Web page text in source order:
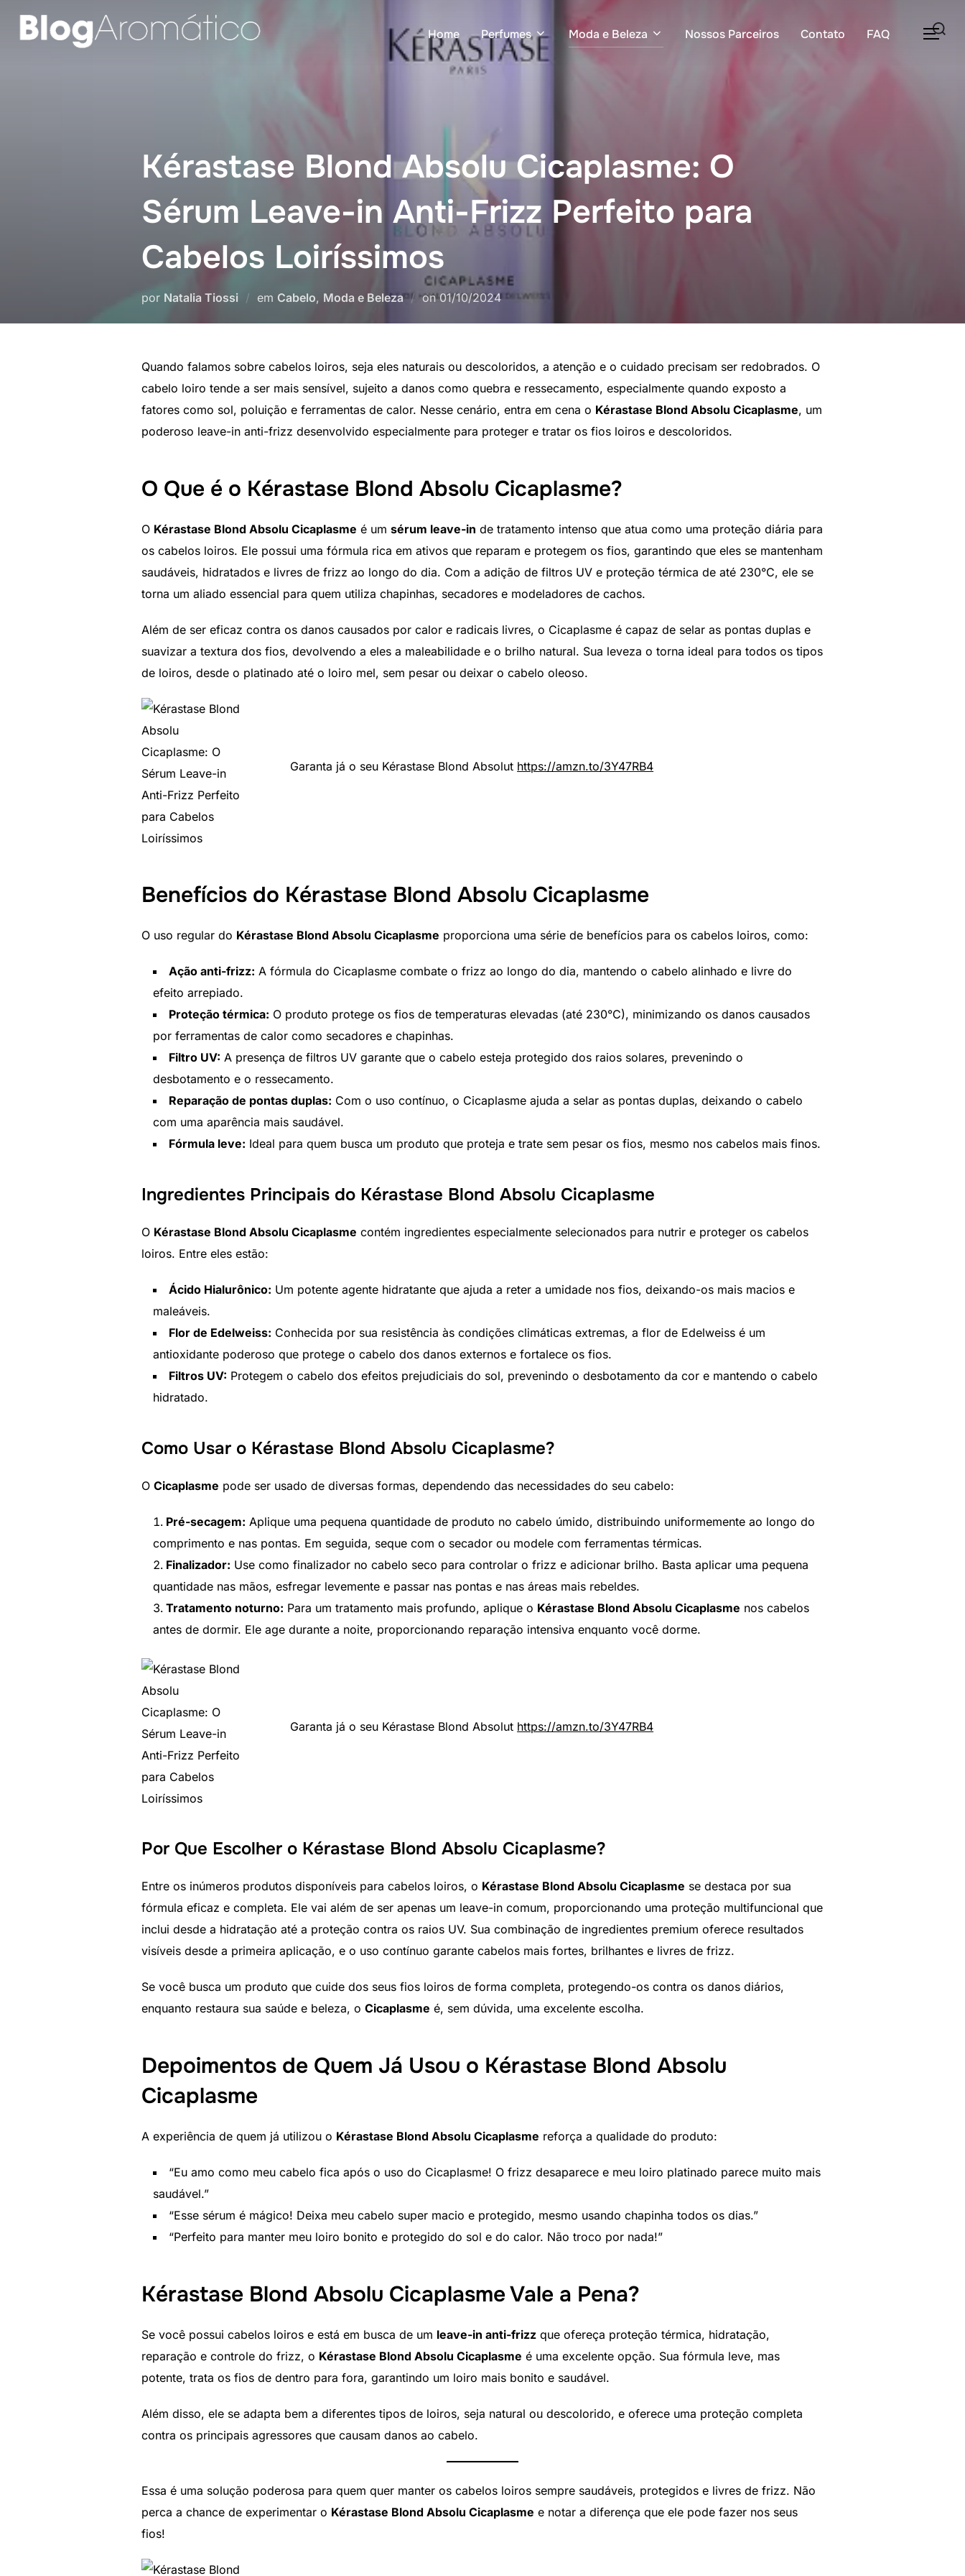
Home Perfumes Moda e Beleza Nossos Parceiros Contato FAQ
Pesquisar
Kérastase Blond Absolu Cicaplasme: O
Sérum Leave-in Anti-Frizz Perfeito para
Cabelos Loiríssimos
por Natalia Tiossi em Cabelo, Moda e Beleza onPostado
01/10/2024
Quando falamos sobre cabelos loiros, seja eles naturais ou descoloridos, a atenção e o cuidado precisam ser redobrados. O
cabelo loiro tende a ser mais sensível, sujeito a danos como quebra e ressecamento, especialmente quando exposto a
fatores como sol, poluição e ferramentas de calor. Nesse cenário, entra em cena o Kérastase Blond Absolu Cicaplasme, um
poderoso leave-in anti-frizz desenvolvido especialmente para proteger e tratar os fios loiros e descoloridos.
O Que é o Kérastase Blond Absolu Cicaplasme?
O Kérastase Blond Absolu Cicaplasme é um sérum leave-in de tratamento intenso que atua como uma proteção diária para
os cabelos loiros. Ele possui uma fórmula rica em ativos que reparam e protegem os fios, garantindo que eles se mantenham
saudáveis, hidratados e livres de frizz ao longo do dia. Com a adição de filtros UV e proteção térmica de até 230°C, ele se
torna um aliado essencial para quem utiliza chapinhas, secadores e modeladores de cachos.
Além de ser eficaz contra os danos causados por calor e radicais livres, o Cicaplasme é capaz de selar as pontas duplas e
suavizar a textura dos fios, devolvendo a eles a maleabilidade e o brilho natural. Sua leveza o torna ideal para todos os tipos
de loiros, desde o platinado até o loiro mel, sem pesar ou deixar o cabelo oleoso.
Garanta já o seu Kérastase Blond Absolut https://amzn.to/3Y47RB4
Benefícios do Kérastase Blond Absolu Cicaplasme
O uso regular do Kérastase Blond Absolu Cicaplasme proporciona uma série de benefícios para os cabelos loiros, como:
Ação anti-frizz: A fórmula do Cicaplasme combate o frizz ao longo do dia, mantendo o cabelo alinhado e livre do
efeito arrepiado.
Proteção térmica: O produto protege os fios de temperaturas elevadas (até 230°C), minimizando os danos causados
por ferramentas de calor como secadores e chapinhas.
Filtro UV: A presença de filtros UV garante que o cabelo esteja protegido dos raios solares, prevenindo o
desbotamento e o ressecamento.
Reparação de pontas duplas: Com o uso contínuo, o Cicaplasme ajuda a selar as pontas duplas, deixando o cabelo
com uma aparência mais saudável.
Fórmula leve: Ideal para quem busca um produto que proteja e trate sem pesar os fios, mesmo nos cabelos mais finos.
Ingredientes Principais do Kérastase Blond Absolu Cicaplasme
O Kérastase Blond Absolu Cicaplasme contém ingredientes especialmente selecionados para nutrir e proteger os cabelos
loiros. Entre eles estão:
Ácido Hialurônico: Um potente agente hidratante que ajuda a reter a umidade nos fios, deixando-os mais macios e
maleáveis.
Flor de Edelweiss: Conhecida por sua resistência às condições climáticas extremas, a flor de Edelweiss é um
antioxidante poderoso que protege o cabelo dos danos externos e fortalece os fios.
Filtros UV: Protegem o cabelo dos efeitos prejudiciais do sol, prevenindo o desbotamento da cor e mantendo o cabelo
hidratado.
Como Usar o Kérastase Blond Absolu Cicaplasme?
O Cicaplasme pode ser usado de diversas formas, dependendo das necessidades do seu cabelo:
Pré-secagem: Aplique uma pequena quantidade de produto no cabelo úmido, distribuindo uniformemente ao longo do
comprimento e nas pontas. Em seguida, seque com o secador ou modele com ferramentas térmicas.
Finalizador: Use como finalizador no cabelo seco para controlar o frizz e adicionar brilho. Basta aplicar uma pequena
quantidade nas mãos, esfregar levemente e passar nas pontas e nas áreas mais rebeldes.
Tratamento noturno: Para um tratamento mais profundo, aplique o Kérastase Blond Absolu Cicaplasme nos cabelos
antes de dormir. Ele age durante a noite, proporcionando reparação intensiva enquanto você dorme.
Garanta já o seu Kérastase Blond Absolut https://amzn.to/3Y47RB4
Por Que Escolher o Kérastase Blond Absolu Cicaplasme?
Entre os inúmeros produtos disponíveis para cabelos loiros, o Kérastase Blond Absolu Cicaplasme se destaca por sua
fórmula eficaz e completa. Ele vai além de ser apenas um leave-in comum, proporcionando uma proteção multifuncional que
inclui desde a hidratação até a proteção contra os raios UV. Sua combinação de ingredientes premium oferece resultados
visíveis desde a primeira aplicação, e o uso contínuo garante cabelos mais fortes, brilhantes e livres de frizz.
Se você busca um produto que cuide dos seus fios loiros de forma completa, protegendo-os contra os danos diários,
enquanto restaura sua saúde e beleza, o Cicaplasme é, sem dúvida, uma excelente escolha.
Depoimentos de Quem Já Usou o Kérastase Blond Absolu
Cicaplasme
A experiência de quem já utilizou o Kérastase Blond Absolu Cicaplasme reforça a qualidade do produto:
“Eu amo como meu cabelo fica após o uso do Cicaplasme! O frizz desaparece e meu loiro platinado parece muito mais
saudável.”
“Esse sérum é mágico! Deixa meu cabelo super macio e protegido, mesmo usando chapinha todos os dias.”
“Perfeito para manter meu loiro bonito e protegido do sol e do calor. Não troco por nada!”
Kérastase Blond Absolu Cicaplasme Vale a Pena?
Se você possui cabelos loiros e está em busca de um leave-in anti-frizz que ofereça proteção térmica, hidratação,
reparação e controle do frizz, o Kérastase Blond Absolu Cicaplasme é uma excelente opção. Sua fórmula leve, mas
potente, trata os fios de dentro para fora, garantindo um loiro mais bonito e saudável.
Além disso, ele se adapta bem a diferentes tipos de loiros, seja natural ou descolorido, e oferece uma proteção completa
contra os principais agressores que causam danos ao cabelo.
Essa é uma solução poderosa para quem quer manter os cabelos loiros sempre saudáveis, protegidos e livres de frizz. Não
perca a chance de experimentar o Kérastase Blond Absolu Cicaplasme e notar a diferença que ele pode fazer nos seus
fios!